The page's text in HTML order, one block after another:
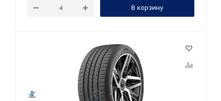
В корзину